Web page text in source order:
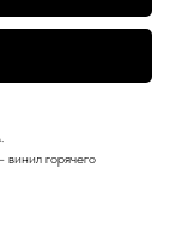
горячего